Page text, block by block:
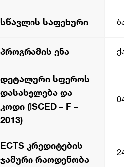
სწავლის საფეხური
პროგრამის ენა
დეტალური სფეროს
დასახელება და
კოდი (ISCED – F –
2013)
ECTS კრედიტების
ჯამური რაოდენობა